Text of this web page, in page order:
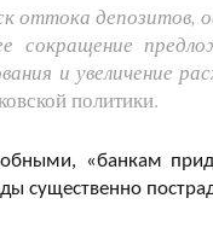
оттока депозитов,
сокращение
и увеличение
политики.
«банкам
существенно